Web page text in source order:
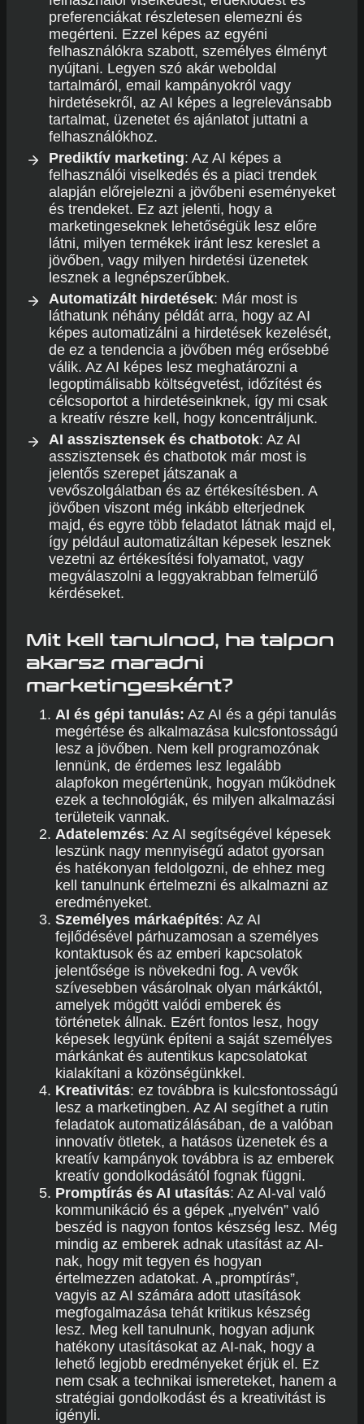
preferenciákat részletesen elemezni és
megérteni. Ezzel képes az egyéni
felhasználókra szabott, személyes élményt
nyújtani. Legyen szó akár weboldal
tartalmáról, email kampányokról vagy
hirdetésekről, az AI képes a legrelevánsabb
tartalmat, üzenetet és ajánlatot juttatni a
felhasználókhoz.
Prediktív marketing: Az AI képes a
felhasználói viselkedés és a piaci trendek
alapján előrejelezni a jövőbeni eseményeket
és trendeket. Ez azt jelenti, hogy a
marketingeseknek lehetőségük lesz előre
látni, milyen termékek iránt lesz kereslet a
jövőben, vagy milyen hirdetési üzenetek
lesznek a legnépszerűbbek.
Automatizált hirdetések: Már most is
láthatunk néhány példát arra, hogy az AI
képes automatizálni a hirdetések kezelését,
de ez a tendencia a jövőben még erősebbé
válik. Az AI képes lesz meghatározni a
legoptimálisabb költségvetést, időzítést és
célcsoportot a hirdetéseinknek, így mi csak
a kreatív részre kell, hogy koncentráljunk.
AI asszisztensek és chatbotok: Az AI
asszisztensek és chatbotok már most is
jelentős szerepet játszanak a
vevőszolgálatban és az értékesítésben. A
jövőben viszont még inkább elterjednek
majd, és egyre több feladatot látnak majd el,
így például automatizáltan képesek lesznek
vezetni az értékesítési folyamatot, vagy
megválaszolni a leggyakrabban felmerülő
kérdéseket.
Mit kell tanulnod, ha talpon
akarsz maradni
marketingesként?
AI és gépi tanulás: Az AI és a gépi tanulás
megértése és alkalmazása kulcsfontosságú
lesz a jövőben. Nem kell programozónak
lennünk, de érdemes lesz legalább
alapfokon megértenünk, hogyan működnek
ezek a technológiák, és milyen alkalmazási
területeik vannak.
Adatelemzés: Az AI segítségével képesek
leszünk nagy mennyiségű adatot gyorsan
és hatékonyan feldolgozni, de ehhez meg
kell tanulnunk értelmezni és alkalmazni az
eredményeket.
Személyes márkaépítés: Az AI
fejlődésével párhuzamosan a személyes
kontaktusok és az emberi kapcsolatok
jelentősége is növekedni fog. A vevők
szívesebben vásárolnak olyan márkáktól,
amelyek mögött valódi emberek és
történetek állnak. Ezért fontos lesz, hogy
képesek legyünk építeni a saját személyes
márkánkat és autentikus kapcsolatokat
kialakítani a közönségünkkel.
Kreativitás: ez továbbra is kulcsfontosságú
lesz a marketingben. Az AI segíthet a rutin
feladatok automatizálásában, de a valóban
innovatív ötletek, a hatásos üzenetek és a
kreatív kampányok továbbra is az emberek
kreatív gondolkodásától fognak függni.
Promptírás és AI utasítás: Az AI-val való
kommunikáció és a gépek „nyelvén” való
beszéd is nagyon fontos készség lesz. Még
mindig az emberek adnak utasítást az AI-
nak, hogy mit tegyen és hogyan
értelmezzen adatokat. A „promptírás”,
vagyis az AI számára adott utasítások
megfogalmazása tehát kritikus készség
lesz. Meg kell tanulnunk, hogyan adjunk
hatékony utasításokat az AI-nak, hogy a
lehető legjobb eredményeket érjük el. Ez
nem csak a technikai ismereteket, hanem a
stratégiai gondolkodást és a kreativitást is
igényli.